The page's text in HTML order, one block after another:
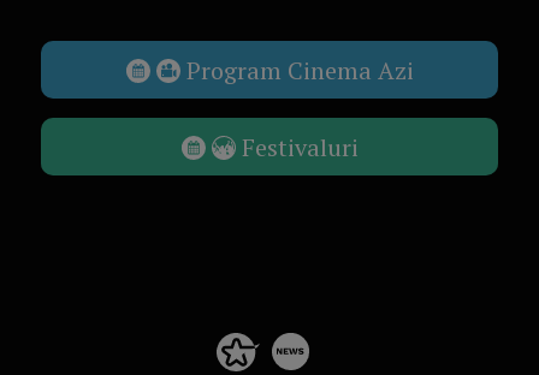
Program Cinema Azi
Festivaluri